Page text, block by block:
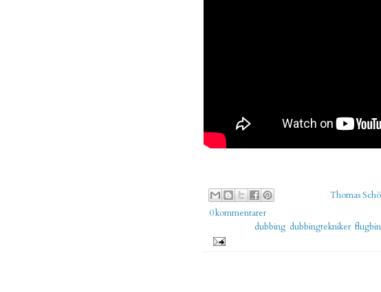
Thomas
0 kommentarer
dubbing, dubbingtekniker,